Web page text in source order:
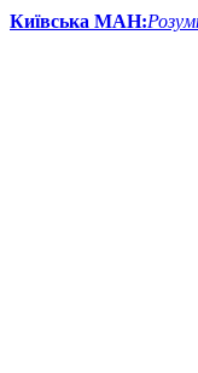
Київська МАН: